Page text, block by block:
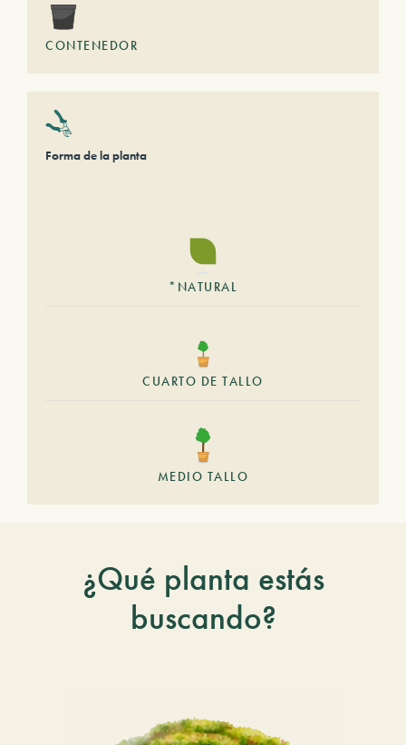
CONTENEDOR
Forma de la planta
*NATURAL
CUARTO DE TALLO
MEDIO TALLO
¿Qué planta estás
buscando?